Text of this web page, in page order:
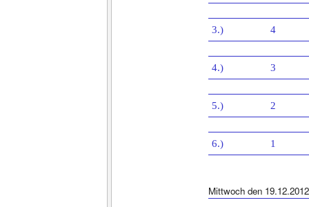
3.) 4
4.) 3
5.) 2
6.) 1
Mittwoch den 19.12.2012